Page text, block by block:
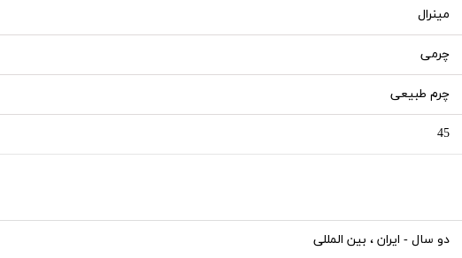
مینرال
چرمی
چرم طبیعی
45
دو سال - ایران ، بین المللی